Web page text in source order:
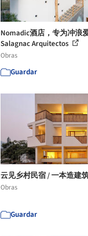
Nomadic酒店，专为冲浪
Salagnac Arquitectos
Obras
Guardar
云见乡村民宿 / 一本造建
Obras
Guardar